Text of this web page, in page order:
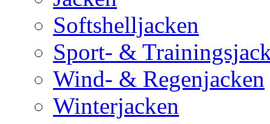
Softshelljacken
Sport- &
Wind- & Regenjacken
Winterjacken